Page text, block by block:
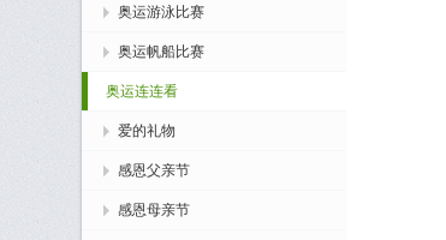
奥运游泳比赛
奥运帆船比赛
奥运连连看
爱的礼物
感恩父亲节
感恩母亲节